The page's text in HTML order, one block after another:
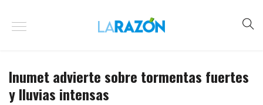
Inumet advierte sobre tormentas fuertes
y lluvias intensas